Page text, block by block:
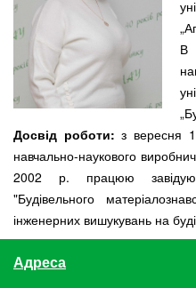
В
Досвід роботи: з вересня
навчально-наукового
2002 р. працюю
"Будівельного
інженерних вишукувань на
Адреса